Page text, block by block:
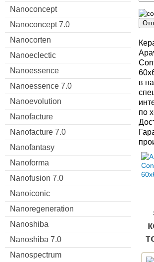
Nanoconcept
Nanoconcept 7.0
Nanocorten
Nanoeclectic
Nanoessence
Nanoessence 7.0
Nanoevolution
Nanofacture
Nanofacture 7.0
Nanofantasy
Nanoforma
Nanofusion 7.0
Nanoiconic
Nanoregeneration
Nanoshiba
Nanoshiba 7.0
Nanospectrum
в
по